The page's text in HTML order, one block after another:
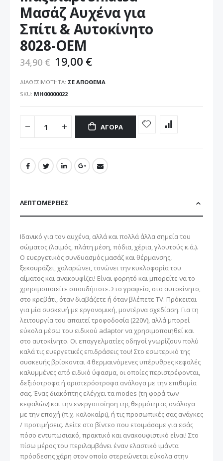
Μασάζ Αυχένα για
Σπίτι & Αυτοκίνητο
8028-OEM
34,90 € 19,00 €
ΔΙΑΘΕΣΙΜΌΤΗΤΑ: ΣΕ ΑΠΌΘΕΜΑ
SKU ΜΗ00000022
ΑΓΟΡΆ
ΛΕΠΤΟΜΈΡΕΙΕΣ
Ιδανικό για τον αυχένα, αλλά και πολλά άλλα σημεία του
σώματος (λαιμός, πλάτη μέση, πόδια, χέρια, γλουτούς κ.ά.).
Ο ευεργετικός συνδυασμός μασάζ και θέρμανσης,
ξεκουράζει, χαλαρώνει, τονώνει την κυκλοφορία του
αίματος και ανακουφίζει! Είναι φορητό και μπορείτε να το
χρησιμοποιείτε οπουδήποτε. Στο γραφείο, στο αυτοκίνητο,
στο κρεβάτι, όταν διαβάζετε ή όταν βλέπετε TV. Πρόκειται
για μία συσκευή με εργονομική, μοντέρνα σχεδίαση. Για τη
λειτουργία του απαιτεί τροφοδοσία (220V), αλλά μπορεί
εύκολα μέσω του ειδικού adaptor να χρησιμοποιηθεί και
στο αυτοκίνητο. Οι επαγγελματίες οδηγοί γνωρίζουν πολύ
καλά τις ευεργετικές επιδράσεις του! Στο εσωτερικό της
συσκευής βρίσκονται 4 θερμαινόμενες υπέρυθρες κεφαλές
καλυμμένες από ειδικό ύφασμα, οι οποίες περιστρέφονται,
δεξιόστροφα ή αριστερόστροφα ανάλογα με την επιθυμία
σας. Ένας διακόπτης ελέγχει τα modes (τη φορά των
κεφαλών) και την ενεργοποίηση της θερμότητας ανάλογα
με την εποχή (π.χ. καλοκαίρι), ή τις προσωπικές σας ανάγκες
/ προτιμήσεις. Δείτε στο βίντεο που ετοιμάσαμε για εσάς
πόσο εντυπωσιακό, πρακτικό και ανακουφιστικό είναι! Στο
πίσω μέρος του περιλαμβάνει έναν ελαστικό ιμάντα
πρόσδεσης χάρη στον οποίο στερεώνεται εύκολα στην